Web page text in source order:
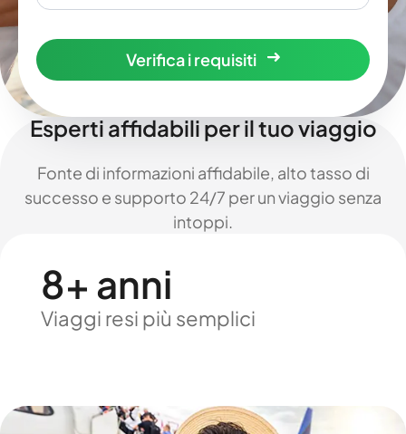
Verifica i requisiti
Esperti affidabili per il tuo viaggio
Fonte di informazioni affidabile, alto tasso di
successo e supporto 24/7 per un viaggio senza
intoppi.
8+ anni
Viaggi resi più semplici